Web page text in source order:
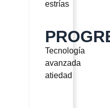
estrías
Tecnología
avanzada
atiedad